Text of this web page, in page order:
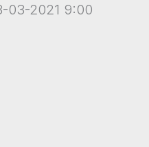
03-2021 9:00